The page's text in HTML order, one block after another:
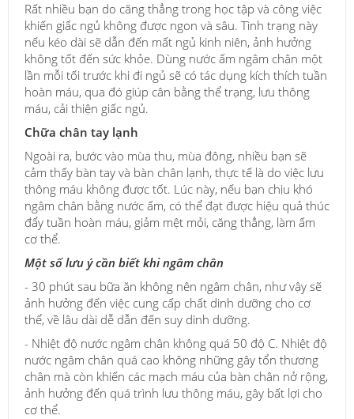
Rất nhiều bạn do căng thẳng trong học tập và công việc
khiến giấc ngủ không được ngon và sâu. Tình trạng này
nếu kéo dài sẽ dẫn đến mất ngủ kinh niên, ảnh hưởng
không tốt đến sức khỏe. Dùng nước ấm ngâm chân một
lần mỗi tối trước khi đi ngủ sẽ có tác dụng kích thích tuần
hoàn máu, qua đó giúp cân bằng thể trạng, lưu thông
máu, cải thiện giấc ngủ.
Chữa chân tay lạnh
Ngoài ra, bước vào mùa thu, mùa đông, nhiều bạn sẽ
cảm thấy bàn tay và bàn chân lạnh, thực tế là do việc lưu
thông máu không được tốt. Lúc này, nếu bạn chịu khó
ngâm chân bằng nước ấm, có thể đạt được hiệu quả thúc
đẩy tuần hoàn máu, giảm mệt mỏi, căng thẳng, làm ấm
cơ thể.
Một số lưu ý cần biết khi ngâm chân
- 30 phút sau bữa ăn không nên ngâm chân, như vậy sẽ
ảnh hưởng đến việc cung cấp chất dinh dưỡng cho cơ
thể, về lâu dài dễ dẫn đến suy dinh dưỡng.
- Nhiệt độ nước ngâm chân không quá 50 độ C. Nhiệt độ
nước ngâm chân quá cao không những gây tổn thương
chân mà còn khiến các mạch máu của bàn chân nở rộng,
ảnh hưởng đến quá trình lưu thông máu, gây bất lợi cho
cơ thể.